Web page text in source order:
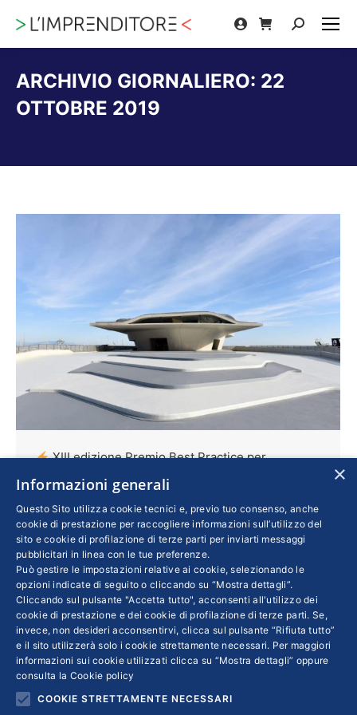
Cerca:
ARCHIVIO GIORNALIERO: 22
OTTOBRE 2019
XIII edizione Premio Best Practice per
l’Innovazione
Confindustria, Innovazione DiSERGIO TORRISI
22 Ottobre 2019
Ultimi giorni per presentare i progetti per il
Premio. Il 5 e 6 dicembre, presso la stazione
marittima di Salerno, si terrà la tredicesima
edizione del Premio Best Practice per
l’innovazione. Dopo aver girato l’Italia, la
premiazione arriva nella città campana proprio
in coincidenza con il centenario di
Confindustria Salerno
×
Informazioni generali
Questo Sito utilizza cookie tecnici e, previo tuo consenso, anche
cookie di prestazione per raccogliere informazioni sull’utilizzo del
sito e cookie di profilazione di terze parti per inviarti messaggi
pubblicitari in linea con le tue preferenze.
Può gestire le impostazioni relative ai cookie, selezionando le
opzioni indicate di seguito o cliccando su “Mostra dettagli”.
Cliccando sul pulsante "Accetta tutto", acconsenti all'utilizzo dei
cookie di prestazione e dei cookie di profilazione di terze parti. Se,
invece, non desideri acconsentirvi, clicca sul pulsante “Rifiuta tutto”
e il sito utilizzerà solo i cookie strettamente necessari. Per maggiori
informazioni sui cookie utilizzati clicca su “Mostra dettagli” oppure
consulta la Cookie policy
COOKIE STRETTAMENTE NECESSARI